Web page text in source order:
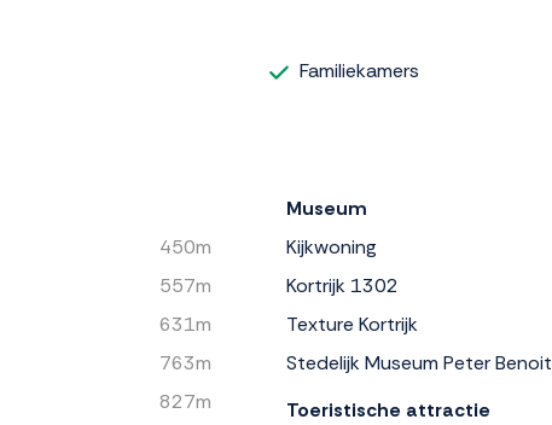
Familiekamers
450m
557m
631m
763m
827m
Museum
Kijkwoning
Kortrijk 1302
Texture Kortrijk
Stedelijk Museum Peter Benoit
Toeristische attractie